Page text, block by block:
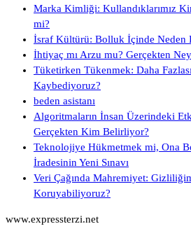
Marka Kimliği: Kullandıklarımız
mi?
İsraf Kültürü: Bolluk İçinde Neden
İhtiyaç mı Arzu mu? Gerçekten
Tüketirken Tükenmek: Daha
Kaybediyoruz?
beden asistanı
Algoritmaların İnsan Üzerindeki
Gerçekten Kim Belirliyor?
Teknolojiye Hükmetmek mi, Ona
İradesinin Yeni Sınavı
Veri Çağında Mahremiyet:
Koruyabiliyoruz?
www.expressterzi.net